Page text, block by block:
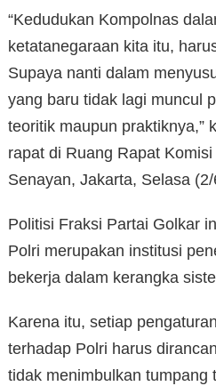
“Kedudukan Kompolnas
ketatanegaraan kita itu,
Supaya nanti dalam
yang baru tidak lagi muncul
teoritik maupun praktiknya,”
rapat di Ruang Rapat
Senayan, Jakarta, Selasa
Politisi Fraksi Partai Golkar
Polri merupakan institusi
bekerja dalam kerangka
Karena itu, setiap
terhadap Polri harus
tidak menimbulkan tumpang